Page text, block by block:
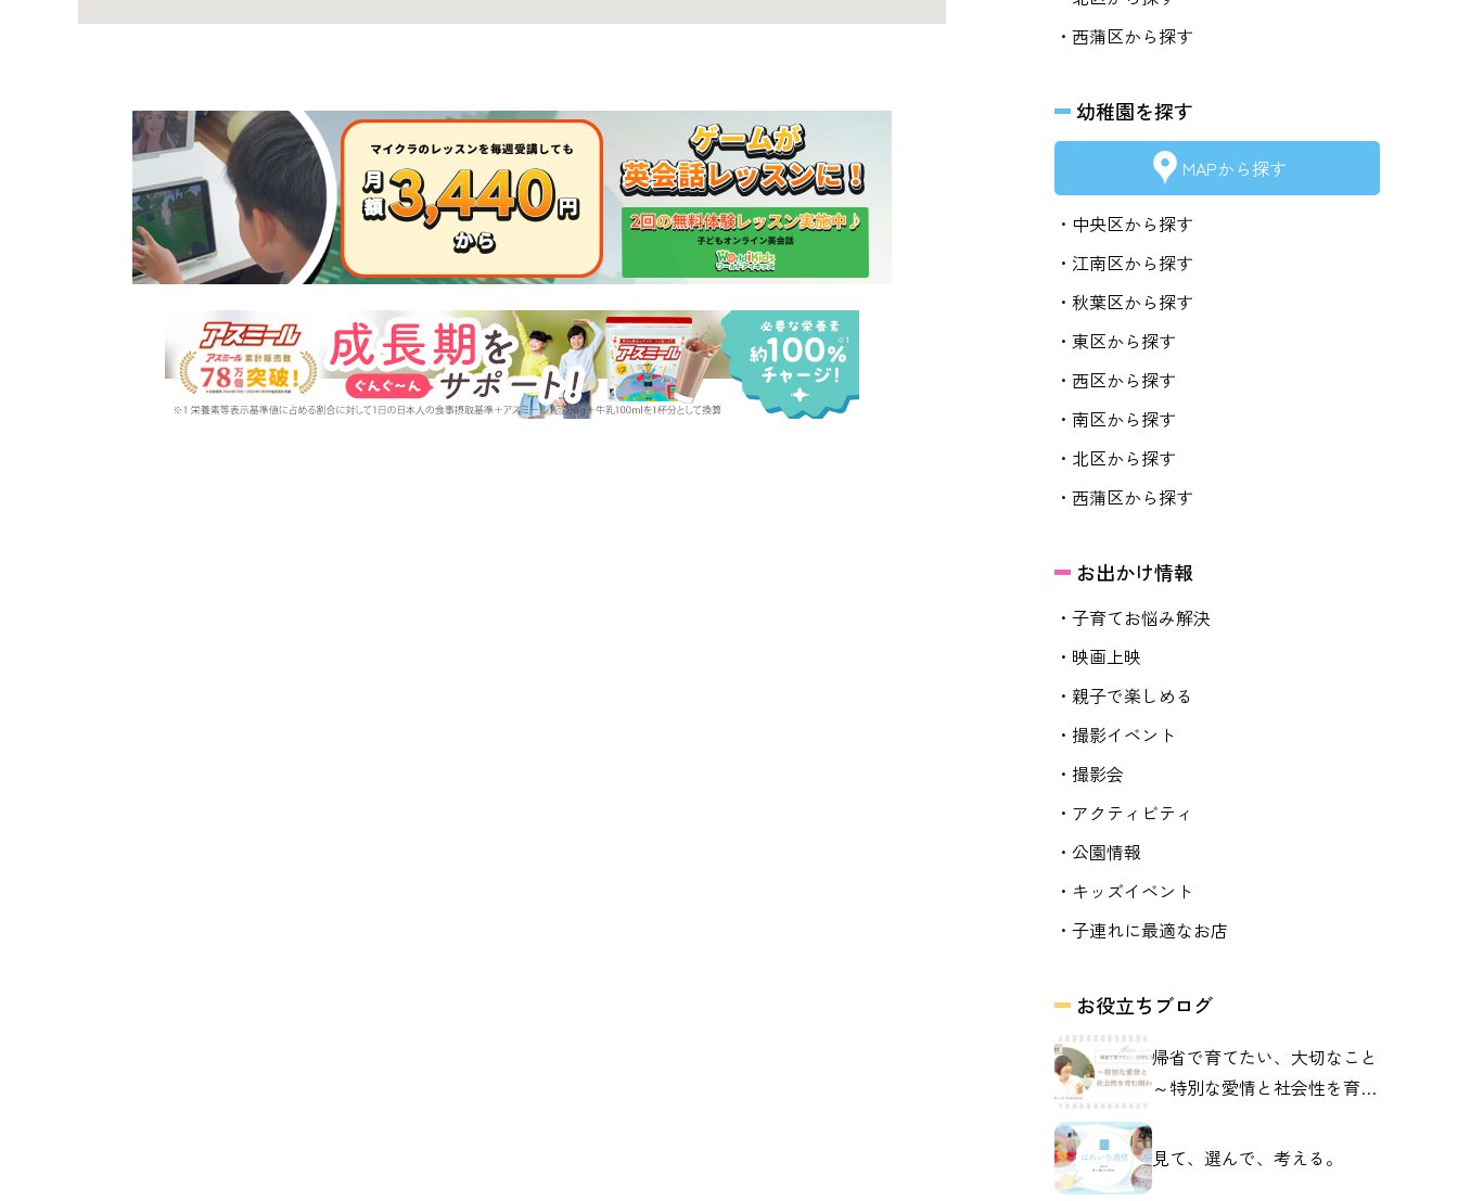
・西蒲区から探す
幼稚園を探す
MAPから探す
・中央区から探す
・江南区から探す
・秋葉区から探す
・東区から探す
・西区から探す
・南区から探す
・北区から探す
・西蒲区から探す
お出かけ情報
・子育てお悩み解決
・映画上映
・親子で楽しめる
・撮影イベント
・撮影会
・アクティビティ
・公園情報
・キッズイベント
・子連れに最適なお店
お役立ちブログ
帰省で育てたい、大切なこと
～特別な愛情と社会性を育む
見て、選んで、考える。